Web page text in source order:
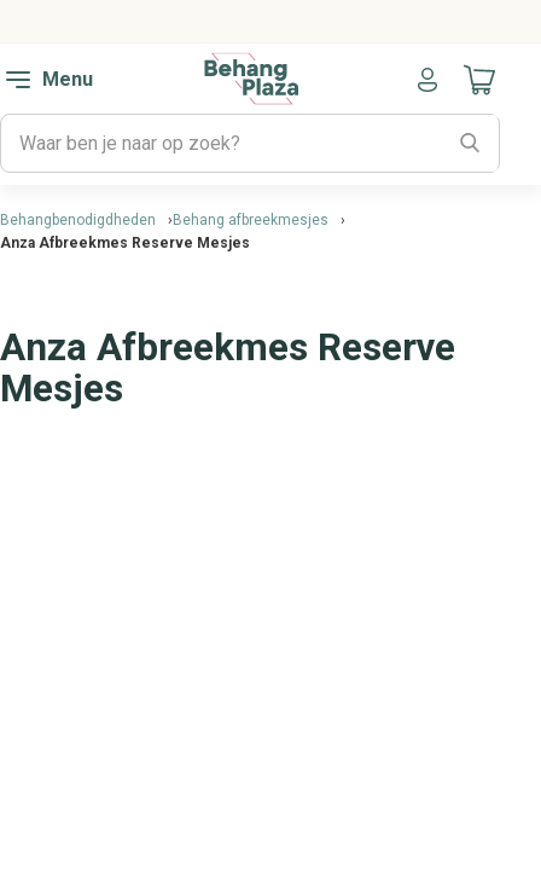
Menu
Naar
Behangbenodigdheden
Behang afbreekmesjes
Anza Afbreekmes Reserve Mesjes
Anza Afbreekmes Reserve
Mesjes